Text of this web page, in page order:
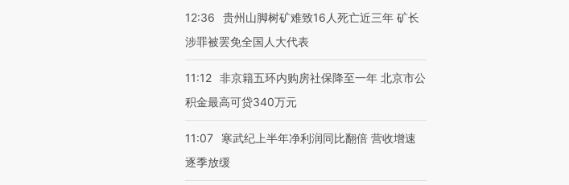
12:36
贵州山脚树矿难致16人死亡近三年 矿长
涉罪被罢免全国人大代表
11:12 非京籍五环内购房社保降至一年 北京市公
积金最高可贷340万元
11:07
寒武纪上半年净利润同比翻倍 营收增速
逐季放缓